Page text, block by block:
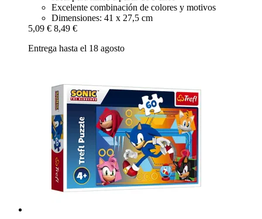
Excelente combinación de colores y motivos
Dimensiones: 41 x 27,5 cm
5,09 € 8,49 €
Entrega hasta el 18 agosto